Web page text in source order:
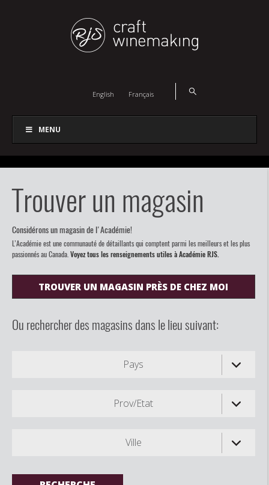
English Français
MENU
Trouver un magasin
Considérons un magasin de l'Académie!
L’Académie est une communauté de détaillants qui comptent parmi les meilleurs et les plus
passionnés au Canada. Voyez tous les renseignements utiles à Académie RJS.
TROUVER UN MAGASIN PRÈS DE CHEZ MOI
Ou rechercher des magasins dans le lieu suivant:
Pays
Prov/Etat
Ville